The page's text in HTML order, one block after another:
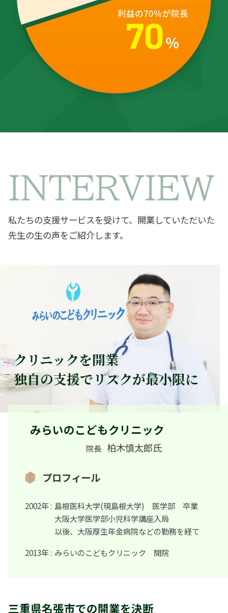
私たちの支援サービスを受けて、開業していただいた
先生の生の声をご紹介します。
クリニックを開業
独自の支援でリスクが最小限に
みらいのこどもクリニック
院長 柏木慎太郎氏
プロフィール
2002年 : 島根医科大学(現島根大学) 医学部 卒業
大阪大学医学部小児科学講座入局
以後、大阪厚生年金病院などの勤務を経て
2013年 : みらいのこどもクリニック 開院
三重県名張市での開業を決断